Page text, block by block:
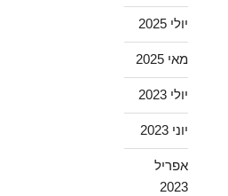
יולי 2025
מאי 2025
יולי 2023
יוני 2023
אפריל
2023